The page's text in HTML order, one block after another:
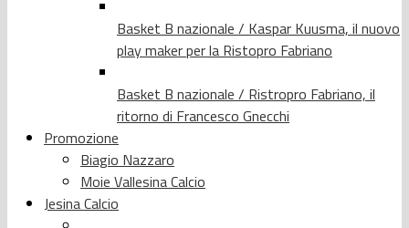
Basket B nazionale / Kaspar Kuusma, il nuovo
play maker per la Ristopro Fabriano
Basket B nazionale / Ristropro Fabriano, il
ritorno di Francesco Gnecchi
Promozione
Biagio Nazzaro
Moie Vallesina Calcio
Jesina Calcio